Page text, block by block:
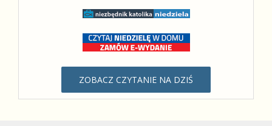
ZOBACZ CZYTANIE NA DZIŚ